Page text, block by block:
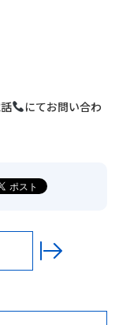
にてお問い合わ